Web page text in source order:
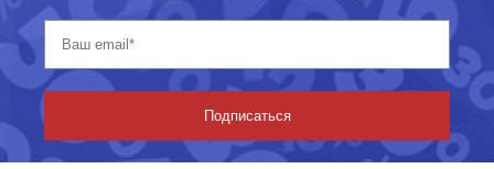
Подписаться